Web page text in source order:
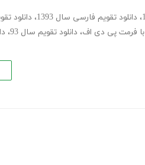
، دانلود تقویم فارسی سال 1393 ، دانلود
، دانلود تقویم سال 93 ،